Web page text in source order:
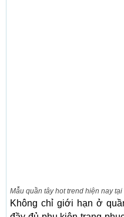
Mẫu quần tây hot trend hiện nay
Không chỉ giới hạn ở